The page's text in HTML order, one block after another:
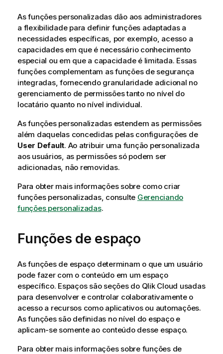
t
i
v
a
As funções personalizadas dão aos administradores
a flexibilidade para definir funções adaptadas a
necessidades específicas, por exemplo, acesso a
capacidades em que é necessário conhecimento
especial ou em que a capacidade é limitada. Essas
funções complementam as funções de segurança
integradas, fornecendo granularidade adicional no
gerenciamento de permissões tanto no nível do
locatário quanto no nível individual.
As funções personalizadas estendem as permissões
além daquelas concedidas pelas configurações de
User Default. Ao atribuir uma função personalizada
aos usuários, as permissões só podem ser
adicionadas, não removidas.
Para obter mais informações sobre como criar
funções personalizadas, consulte Gerenciando
funções personalizadas.
Funções de espaço
As funções de espaço determinam o que um usuário
pode fazer com o conteúdo em um espaço
específico. Espaços são seções do Qlik Cloud usadas
para desenvolver e controlar colaborativamente o
acesso a recursos como aplicativos ou automações.
As funções são definidas no nível do espaço e
aplicam-se somente ao conteúdo desse espaço.
Para obter mais informações sobre funções de